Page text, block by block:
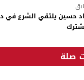
حسين يلتقي الشرع في
صلة